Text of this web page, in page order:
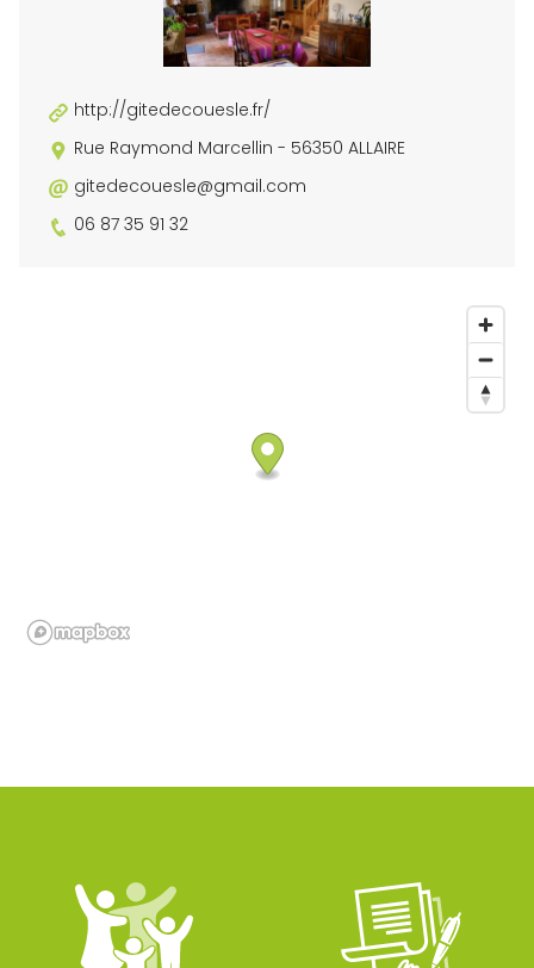
http://gitedecouesle.fr/
Rue Raymond Marcellin - 56350 ALLAIRE
gitedecouesle@gmail.com
06 87 35 91 32